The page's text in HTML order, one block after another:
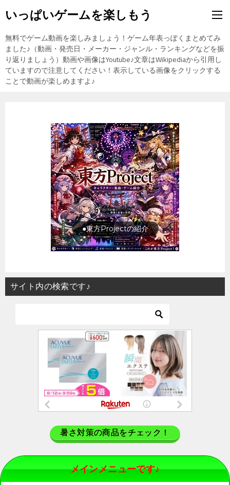
いっぱいゲームを楽しもう
無料でゲーム動画を楽しみましょう！ゲーム年表っぽくまとめてみ
ました♪（動画・発売日・メーカー・ジャンル・ランキングなどを振
り返りましょう）動画や画像はYoutube♪文章はWikipediaから引用し
ていますので注意してください！表示している画像をクリックする
ことで動画が楽しめますよ♪
旅行の前に旅行先をチェック
サイト内の検索です♪
暑さ対策の商品をチェック！
メインメニューです♪